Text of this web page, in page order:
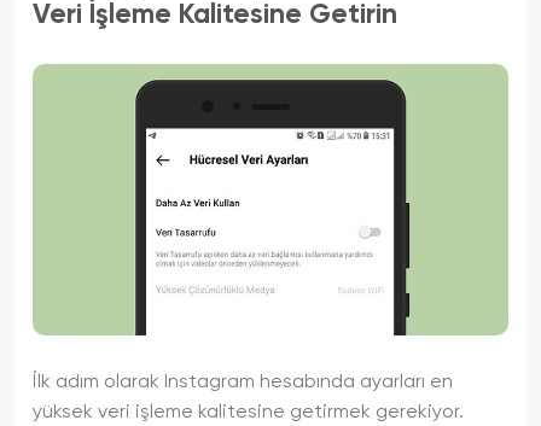
Veri İşleme Kalitesine Getirin
İlk adım olarak Instagram hesabında ayarları en
yüksek veri işleme kalitesine getirmek gerekiyor.